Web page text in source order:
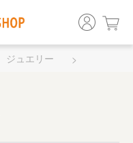
ジュエリー